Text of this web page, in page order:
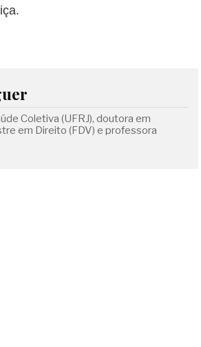
Coletiva (UFRJ), doutora em
em Direito (FDV) e professora